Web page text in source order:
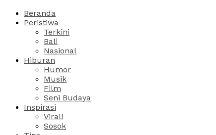
Beranda
Peristiwa
Terkini
Bali
Nasional
Hiburan
Humor
Musik
Film
Seni Budaya
Inspirasi
Viral!
Sosok